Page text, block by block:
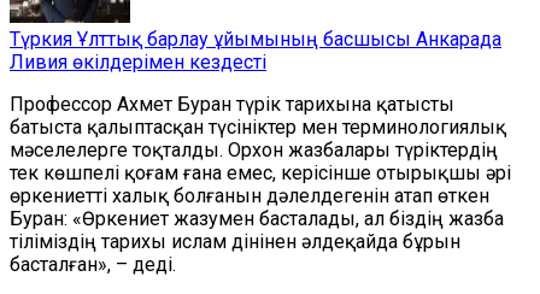
Түркия Ұлттық барлау ұйымының басшысы Анкарада
Ливия өкілдерімен кездесті
Профессор Ахмет Буран түрік тарихына қатысты
батыста қалыптасқан түсініктер мен терминологиялық
мәселелерге тоқталды. Орхон жазбалары түріктердің
тек көшпелі қоғам ғана емес, керісінше отырықшы әрі
өркениетті халық болғанын дәлелдегенін атап өткен
Буран: «Өркениет жазумен басталады, ал біздің жазба
тіліміздің тарихы ислам дінінен әлдеқайда бұрын
басталған», – деді.